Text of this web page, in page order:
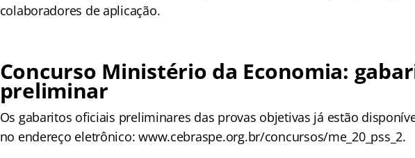
colaboradores de aplicação.
Concurso Ministério da Economia:
preliminar
Os gabaritos oficiais preliminares das provas objetivas já estão
no endereço eletrônico: www.cebraspe.org.br/concursos/me_20_pss_2.